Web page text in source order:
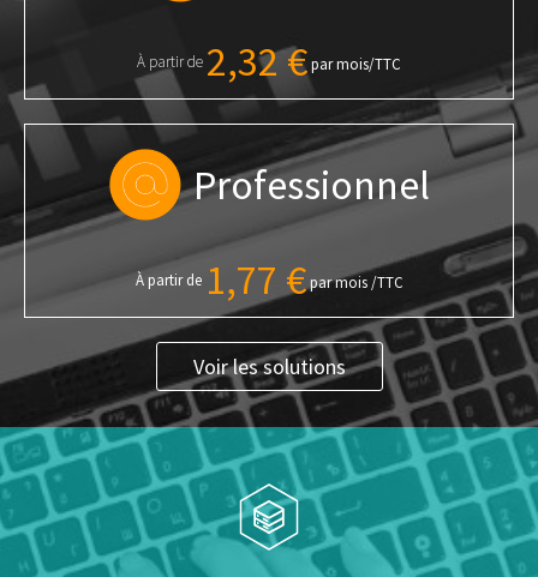
À partir de 2,32 €par mois/TTC
Professionnel
À partir de 1,77 € par mois /TTC
Voir les solutions